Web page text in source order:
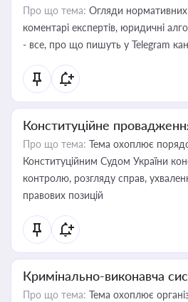
Про що тема: Огляди нормативних
коментарі експертів, юридичні
- все, про що пишуть у Telegram
Конституційне
Про що тема: Тема охоплює
Конституційним Судом України
контролю, розгляду справ,
правових позицій
Кримінально-виконавча
Про що тема: Тема охоплює